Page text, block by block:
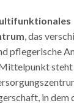
, das
pflegerische
steht
in dem